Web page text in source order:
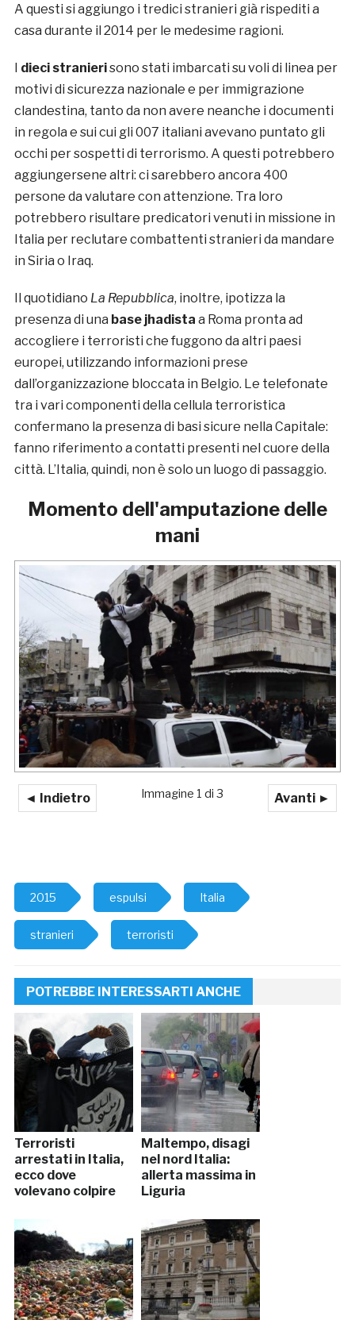
A questi si aggiungo i tredici stranieri già rispediti a
casa durante il 2014 per le medesime ragioni.
I dieci stranierisono stati imbarcati su voli di linea per
motivi di sicurezza nazionale e per immigrazione
clandestina, tanto da non avere neanche i documenti
in regola e sui cui gli 007 italiani avevano puntato gli
occhi per sospetti di terrorismo. A questi potrebbero
aggiungersene altri: ci sarebbero ancora 400
persone da valutare con attenzione. Tra loro
potrebbero risultare predicatori venuti in missione in
Italia per reclutare combattenti stranieri da mandare
in Siria o Iraq.
Il quotidiano La Repubblica, inoltre, ipotizza la
presenza di una base jhadista a Roma pronta ad
accogliere i terroristi che fuggono da altri paesi
europei, utilizzando informazioni prese
dall’organizzazione bloccata in Belgio. Le telefonate
tra i vari componenti della cellula terroristica
confermano la presenza di basi sicure nella Capitale:
fanno riferimento a contatti presenti nel cuore della
città. L’Italia, quindi, non è solo un luogo di passaggio.
Momento dell'amputazione delle
mani
◄ Indietro Avanti ►
Immagine 1 di 3
2015 espulsi Italia
stranieri terroristi
POTREBBE INTERESSARTI ANCHE
Terroristi
arrestati in Italia,
ecco dove
volevano colpire
Maltempo, disagi
nel nord Italia:
allerta massima in
Liguria